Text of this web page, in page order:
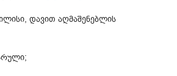
დავით აღმაშენებლის